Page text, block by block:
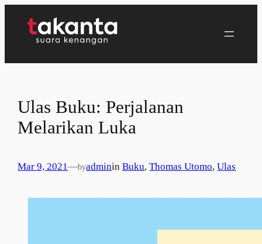
Ulas Buku: Perjalanan
Melarikan Luka
Mar 9, 2021—byadmininBuku, Thomas Utomo, Ulas